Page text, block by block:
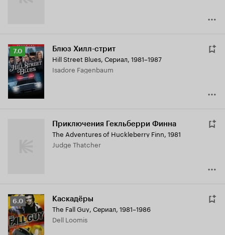
Рейтинг
Кинопоиска
7.0
7.0 Блюз Хилл-стрит
Hill Street Blues, Сериал, 1981–1987
Isadore Fagenbaum
Приключения Гекльберри Финна
The Adventures of Huckleberry Finn, 1981
Judge Thatcher
Рейтинг
Кинопоиска
6.0
6.0 Каскадёры
The Fall Guy, Сериал, 1981–1986
Dell Loomis